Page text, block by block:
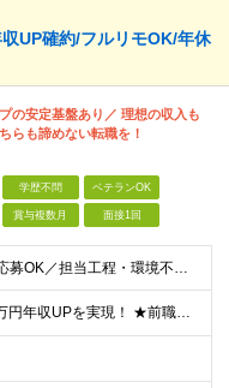
UP確約/フルリモOK/年休
の安定基盤あり／ 理想の収入も
らも諦めない転職を！
学歴不問 ベテランOK
賞与複数月 面接1回
＜経験3ヶ月以上で応募OK／担当工程・環境不問／ブランクOK＞ ★20代～50代まで幅広く活躍中 ★キャリア20年以上のベテランも歓迎 ★子育てと両立しながら働く社員も在籍 ★ブランクあり・正社員デビ
★平均150万～200万円年収UPを実現！ ★前職給与を100％保証！ ★案件内容の開示・明確な評価体制あり ⇒クライアント評価で即昇給を実現したケースも◎ ★年12回（毎月昇給チャンスあり） ■月